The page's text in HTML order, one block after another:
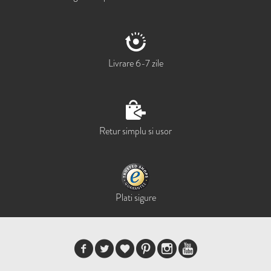
Livrare 6-7 zile
Retur simplu si usor
Plati sigure